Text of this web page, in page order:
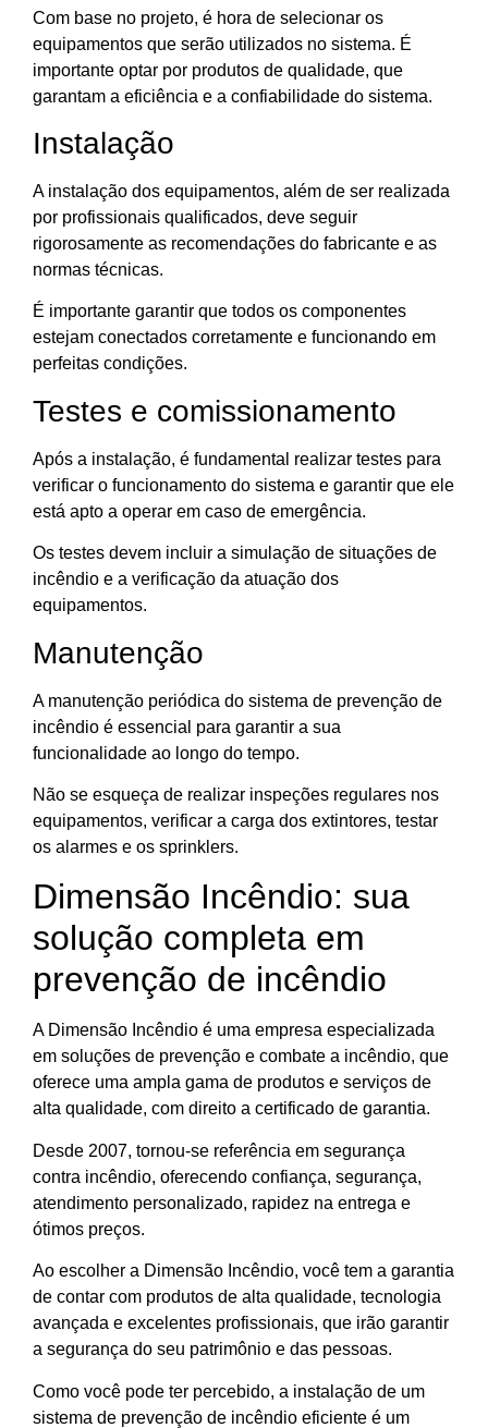
Com base no projeto, é hora de selecionar os
equipamentos que serão utilizados no sistema. É
importante optar por produtos de qualidade, que
garantam a eficiência e a confiabilidade do sistema.
Instalação
A instalação dos equipamentos, além de ser realizada
por profissionais qualificados, deve seguir
rigorosamente as recomendações do fabricante e as
normas técnicas.
É importante garantir que todos os componentes
estejam conectados corretamente e funcionando em
perfeitas condições.
Testes e comissionamento
Após a instalação, é fundamental realizar testes para
verificar o funcionamento do sistema e garantir que ele
está apto a operar em caso de emergência.
Os testes devem incluir a simulação de situações de
incêndio e a verificação da atuação dos
equipamentos.
Manutenção
A manutenção periódica do sistema de prevenção de
incêndio é essencial para garantir a sua
funcionalidade ao longo do tempo.
Não se esqueça de realizar inspeções regulares nos
equipamentos, verificar a carga dos extintores, testar
os alarmes e os sprinklers.
Dimensão Incêndio: sua
solução completa em
prevenção de incêndio
A Dimensão Incêndio é uma empresa especializada
em soluções de prevenção e combate a incêndio, que
oferece uma ampla gama de produtos e serviços de
alta qualidade, com direito a certificado de garantia.
Desde 2007, tornou-se referência em segurança
contra incêndio, oferecendo confiança, segurança,
atendimento personalizado, rapidez na entrega e
ótimos preços.
Ao escolher a Dimensão Incêndio, você tem a garantia
de contar com produtos de alta qualidade, tecnologia
avançada e excelentes profissionais, que irão garantir
a segurança do seu patrimônio e das pessoas.
Como você pode ter percebido, a instalação de um
sistema de prevenção de incêndio eficiente é um